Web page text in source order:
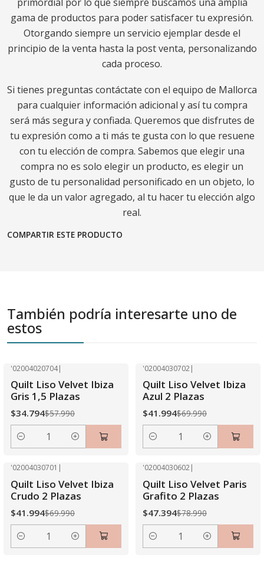
gama de productos para poder satisfacer tu expresión.
Otorgando siempre un servicio ejemplar desde el
principio de la venta hasta la post venta, personalizando
cada proceso.
Si tienes preguntas contáctate con el equipo de Mallorca
para cualquier información adicional y así tu compra
será más segura y confiada. Queremos que disfrutes de
tu expresión como a ti más te gusta con lo que resuene
con tu elección de compra. Sabemos que elegir una
compra no es solo elegir un producto, es elegir un
gusto de tu personalidad personificado en un objeto, lo
que le da un valor agregado, al tu hacer tu elección algo
real.
COMPARTIR ESTE PRODUCTO
También podría interesarte uno de
estos
'02004020704|
Quilt Liso Velvet Ibiza
Gris 1,5 Plazas
$34.794$57.990
Cantidad
'02004030702|
Quilt Liso Velvet Ibiza
Azul 2 Plazas
$41.994$69.990
Cantidad
'02004030701 |
Quilt Liso Velvet Ibiza
Crudo 2 Plazas
$41.994$69.990
Cantidad
'02004030602|
Quilt Liso Velvet Paris
Grafito 2 Plazas
$47.394$78.990
Cantidad